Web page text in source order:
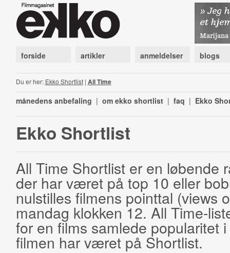
forside artikler anmeldelser blogs
Du er her: Ekko Shortlist| All Time
månedens anbefaling | om ekko shortlist | faq | Ekko
Ekko Shortlist
All Time Shortlist er en løbende
der har været på top 10 eller
nulstilles filmens pointtal (views
mandag klokken 12. All Time-
for en films samlede popularitet
filmen har været på Shortlist.